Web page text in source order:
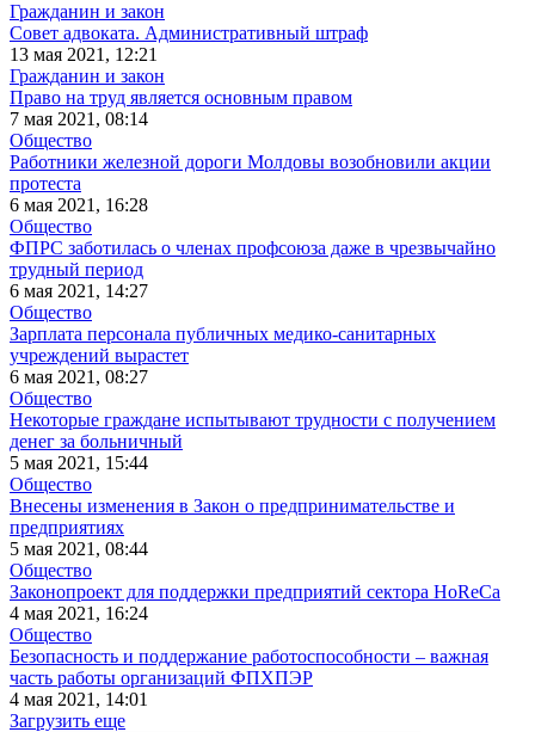
Гражданин и закон
Совет адвоката. Административный штраф
13 мая 2021, 12:21
Гражданин и закон
Право на труд является основным правом
7 мая 2021, 08:14
Общество
Работники железной дороги Молдовы возобновили акции
протеста
6 мая 2021, 16:28
Общество
ФПРС заботилась о членах профсоюза даже в чрезвычайно
трудный период
6 мая 2021, 14:27
Общество
Зарплата персонала публичных медико-санитарных
учреждений вырастет
6 мая 2021, 08:27
Общество
Некоторые граждане испытывают трудности с получением
денег за больничный
5 мая 2021, 15:44
Общество
Внесены изменения в Закон о предпринимательстве и
предприятиях
5 мая 2021, 08:44
Общество
Законопроект для поддержки предприятий сектора HoReCa
4 мая 2021, 16:24
Общество
Безопасность и поддержание работоспособности ‒ важная
часть работы организаций ФПХПЭР
4 мая 2021, 14:01
Загрузить еще